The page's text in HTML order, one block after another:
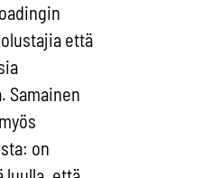
että
Samainen
on